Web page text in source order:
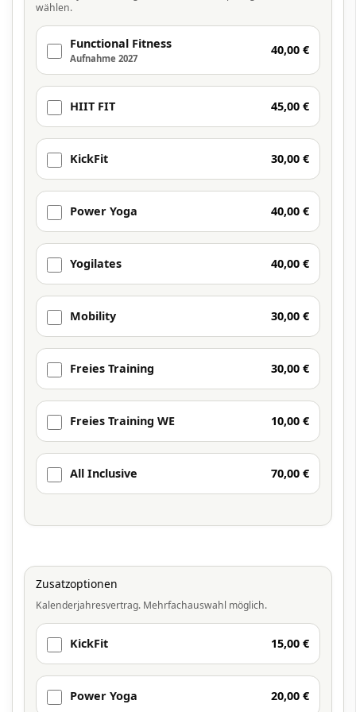
wählen.
Functional Fitness
Aufnahme 2027
40,00 €
HIIT FIT 45,00 €
KickFit 30,00 €
Power Yoga 40,00 €
Yogilates 40,00 €
Mobility 30,00 €
Freies Training 30,00 €
Freies Training WE 10,00 €
All Inclusive 70,00 €
Zusatzoptionen
Kalenderjahresvertrag. Mehrfachauswahl möglich.
KickFit 15,00 €
Power Yoga 20,00 €